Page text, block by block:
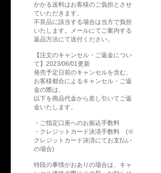
かかる送料はお客様のご負担とさせ
ていただきます。
不良品に該当する場合は当方で負担
いたします。メールにてご案内する
返品方法にて送付ください。
【注文のキャンセル・ご返金につい
て】2023/06/01更新
発売予定日前のキャンセルを含む、
お客様都合によるキャンセル・ご返
金の際は、
以下を商品代金から差し引いてご返
金いたします。
・ご指定口座へのお振込手数料
・クレジットカード決済手数料 (※
クレジットカード決済にてお支払い
の場合)
特段の事情がおありの場合は、キャ